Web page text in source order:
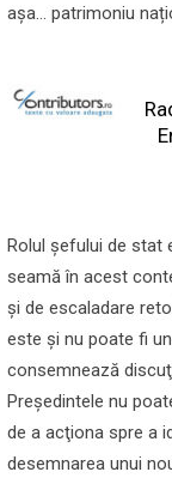
așa... patrimoniu
Rolul şefului de stat
seamă în acest
şi de escaladare
este şi nu poate fi
consemnează
Preşedintele nu
de a acţiona spre a
desemnarea unui